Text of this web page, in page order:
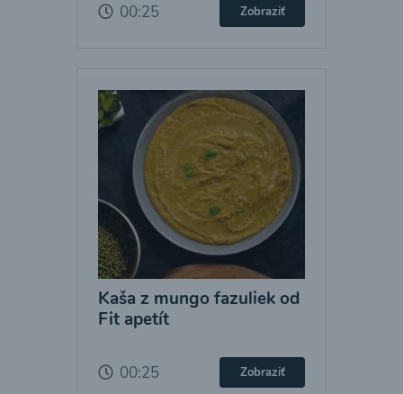
00:25 Zobraziť
Kaša z mungo fazuliek od
Fit apetít
00:25 Zobraziť